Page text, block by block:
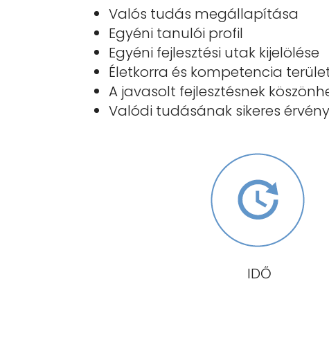
Valós tudás megállapítása
Egyéni tanulói profil
Egyéni fejlesztési utak kijelölése
Életkorra és kompetencia
A javasolt fejlesztésnek
Valódi tudásának sikeres
IDŐ